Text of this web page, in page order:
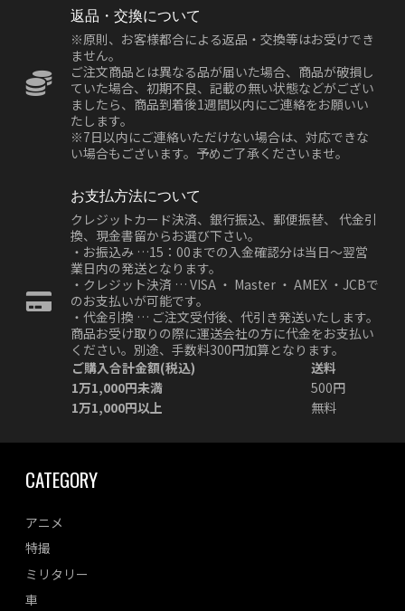
返品・交換について
※原則、お客様都合による返品・交換等はお受けでき
ません。
ご注文商品とは異なる品が届いた場合、商品が破損し
ていた場合、初期不良、記載の無い状態などがござい
ましたら、商品到着後1週間以内にご連絡をお願いい
たします。
※7日以内にご連絡いただけない場合は、対応できな
い場合もございます。予めご了承くださいませ。
お支払方法について
クレジットカード決済、銀行振込、郵便振替、 代金引
換、現金書留からお選び下さい。
・お振込み …15：00までの入金確認分は当日～翌営
業日内の発送となります。
・クレジット決済 … VISA ・ Master ・ AMEX ・JCBで
のお支払いが可能です。
・代金引換 … ご注文受付後、代引き発送いたします。
商品お受け取りの際に運送会社の方に代金をお支払い
ください。別途、手数料300円加算となります。
ご購入合計金額(税込)
送料
1万1,000円未満
500円
1万1,000円以上
無料
CATEGORY
アニメ
特撮
ミリタリー
車